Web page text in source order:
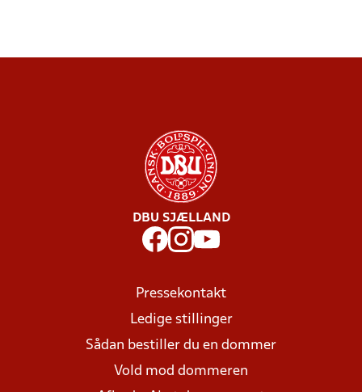
DBU SJÆLLAND
Pressekontakt
Ledige stillinger
Sådan bestiller du en dommer
Vold mod dommeren